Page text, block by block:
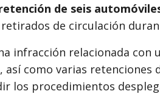
de seis
de circulación
infracción relacionada con
como varias retenciones
los procedimientos